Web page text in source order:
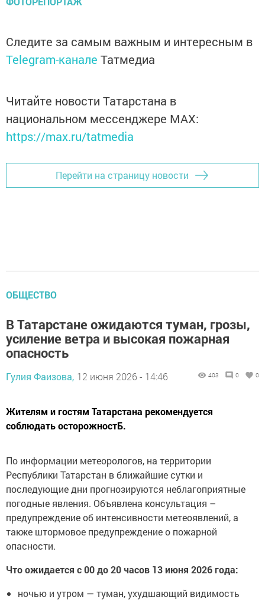
Следите за самым важным и интересным в
Telegram-канале Татмедиа
Читайте новости Татарстана в
национальном мессенджере MАХ:
https://max.ru/tatmedia
Перейти на страницу новости
ОБЩЕСТВО
В Татарстане ожидаются туман, грозы,
усиление ветра и высокая пожарная
опасность
Гулия Фаизова, 12 июня 2026 - 14:46 403 0 0
Жителям и гостям Татарстана рекомендуется
соблюдать осторожностБ.
По информации метеорологов, на территории
Республики Татарстан в ближайшие сутки и
последующие дни прогнозируются неблагоприятные
погодные явления. Объявлена консультация –
предупреждение об интенсивности метеоявлений, а
также штормовое предупреждение о пожарной
опасности.
Что ожидается с 00 до 20 часов 13 июня 2026 года:
ночью и утром — туман, ухудшающий видимость